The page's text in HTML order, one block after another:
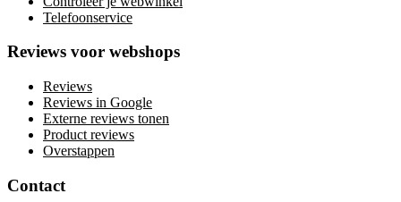
Telefoonservice
Reviews voor webshops
Reviews
Reviews in Google
Externe reviews tonen
Product reviews
Overstappen
Contact